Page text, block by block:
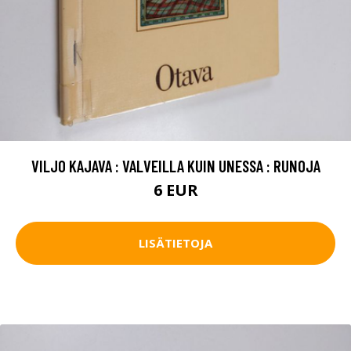
VILJO KAJAVA : VALVEILLA KUIN UNESSA : RUNOJA
6 EUR
LISÄTIETOJA